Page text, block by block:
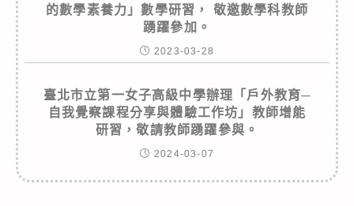
的數學素養力」數學研習， 敬邀數學科教師
踴躍參加。
2023-03-28
臺北市立第一女子高級中學辦理「戶外教育─
自我覺察課程分享與體驗工作坊」教師增能
研習，敬請教師踴躍參與。
2024-03-07